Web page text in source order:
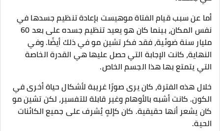
أما عن سبب قيام الفتاة موهيست بإعادة تنظيم جسدها في
نفس المكان، بينما كان هو يعيد تنظيم جسده على بعد 60
مليار سنة ضوئية، فقد فكر تشين مو في ذلك أيضًا. وفي
النهاية، كانت الإجابة التي حصل عليها هي القدرة الخاصة
التي يتمتع بها هذا الجسم الخاص.
خلال هذه الفترة، كان يرى صورًا غريبة لأشكال حياة أخرى في
الكون. كانت أشبه بالأوهام وغير قابلة للتفسير، لكن تشين مو
كان يشعر أنها حقيقية. كان كإلهٍ يُشرف على جميع الكائنات
الحية.